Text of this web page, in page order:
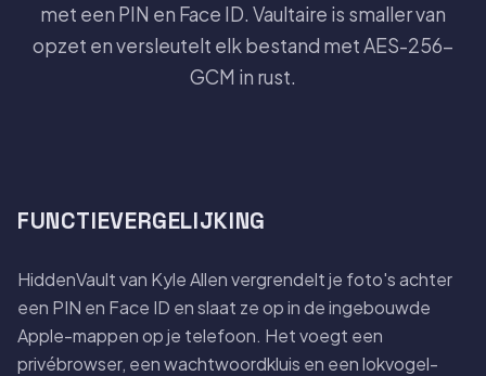
met een PIN en Face ID. Vaultaire is smaller van
opzet en versleutelt elk bestand met AES-256-
GCM in rust.
FUNCTIEVERGELIJKING
HiddenVault van Kyle Allen vergrendelt je foto's achter
een PIN en Face ID en slaat ze op in de ingebouwde
Apple-mappen op je telefoon. Het voegt een
privébrowser, een wachtwoordkluis en een lokvogel-